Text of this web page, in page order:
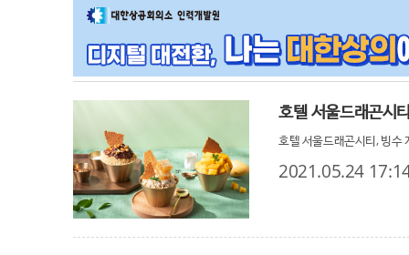
호텔 서울드래곤시티, 빙수
2021.05.24